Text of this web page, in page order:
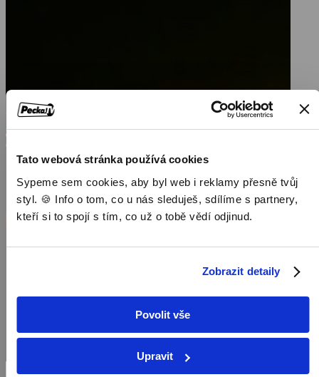
Tato webová stránka používá cookies
Sypeme sem cookies, aby byl web i reklamy přesně tvůj
styl. 🍪 Info o tom, co u nás sleduješ, sdílíme s partnery,
kteří si to spojí s tím, co už o tobě vědí odjinud.
Zobrazit detaily
Povolit vše
Upravit